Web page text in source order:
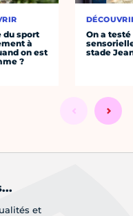
du sport
à
on est
?
On a
stade
et